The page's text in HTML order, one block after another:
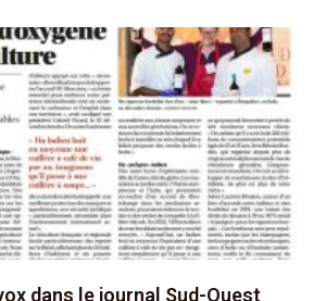
dans le journal Sud-Ouest